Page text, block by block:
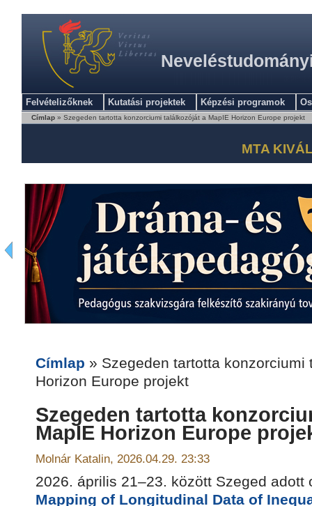
Felvételizőknek Kutatási projektek Képzési programok
Címlap» Szegeden tartotta konzorciumi találkozóját a MapIE Horizon Europe projekt
MTA
Címlap » Szegeden tartotta konzorciumi
Horizon Europe projekt
Szegeden tartotta
MapIE Horizon Europe
Molnár Katalin, 2026.04.29. 23:33
2026. április 21–23. között Szeged adott
Mapping of Longitudinal Data of